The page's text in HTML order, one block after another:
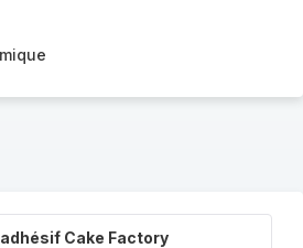
Cake Factory